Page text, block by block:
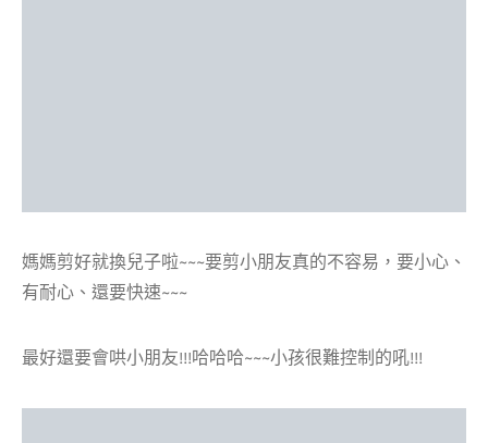
媽媽剪好就換兒子啦~~~要剪小朋友真的不容易，要小心、
有耐心、還要快速~~~
最好還要會哄小朋友!!!哈哈哈~~~小孩很難控制的吼!!!